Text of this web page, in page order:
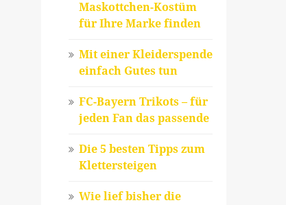
Maskottchen-Kostüm
für Ihre Marke finden
Mit einer Kleiderspende
einfach Gutes tun
FC-Bayern Trikots – für
jeden Fan das passende
Die 5 besten Tipps zum
Klettersteigen
Wie lief bisher die